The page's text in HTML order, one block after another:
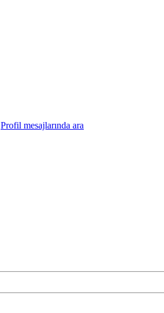
Profil mesajlarında ara